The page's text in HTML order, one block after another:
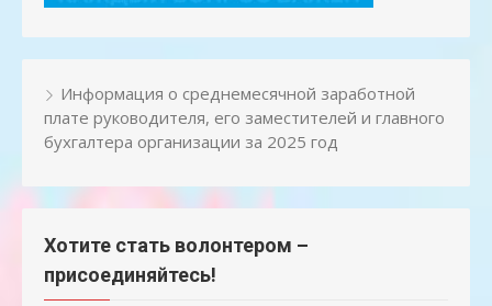
Информация о среднемесячной заработной
плате руководителя, его заместителей и главного
бухгалтера организации за 2025 год
Хотите стать волонтером –
присоединяйтесь!